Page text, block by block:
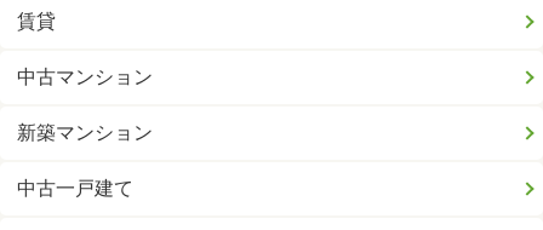
賃貸
中古マンション
新築マンション
中古一戸建て